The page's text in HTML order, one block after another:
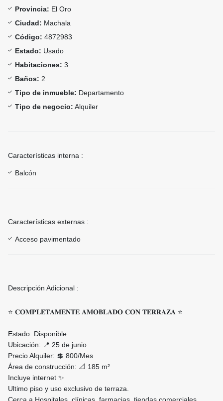
Provincia: El Oro
Ciudad: Machala
Código: 4872983
Estado: Usado
Habitaciones: 3
Baños: 2
Tipo de inmueble: Departamento
Tipo de negocio: Alquiler
Características interna :
Balcón
Características externas :
Acceso pavimentado
Descripción Adicional :
⭐ 𝐂𝐎𝐌𝐏𝐋𝐄𝐓𝐀𝐌𝐄𝐍𝐓𝐄 𝐀𝐌𝐎𝐁𝐋𝐀𝐃𝐎 𝐂𝐎𝐍 𝐓𝐄𝐑𝐑𝐀𝐙𝐀 ⭐
Estado: Disponible
Ubicación: 📍 25 de junio
Precio Alquiler: 💲 800/Mes
Área de construcción: 📐 185 m²
Incluye internet ✨
Ultimo piso y uso exclusivo de terraza.